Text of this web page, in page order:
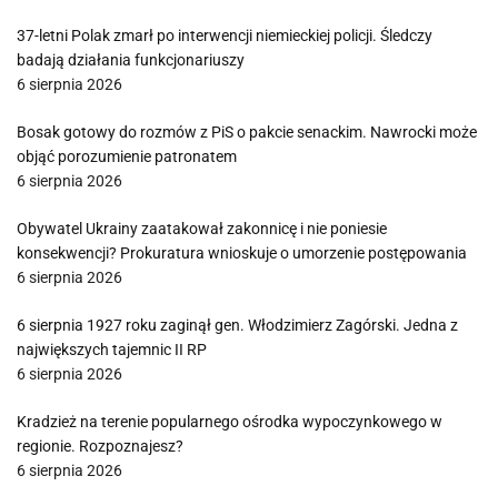
37-letni Polak zmarł po interwencji niemieckiej policji. Śledczy
badają działania funkcjonariuszy
6 sierpnia 2026
Bosak gotowy do rozmów z PiS o pakcie senackim. Nawrocki może
objąć porozumienie patronatem
6 sierpnia 2026
Obywatel Ukrainy zaatakował zakonnicę i nie poniesie
konsekwencji? Prokuratura wnioskuje o umorzenie postępowania
6 sierpnia 2026
6 sierpnia 1927 roku zaginął gen. Włodzimierz Zagórski. Jedna z
największych tajemnic II RP
6 sierpnia 2026
Kradzież na terenie popularnego ośrodka wypoczynkowego w
regionie. Rozpoznajesz?
6 sierpnia 2026